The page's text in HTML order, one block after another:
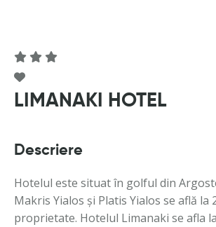
LIMANAKI HOTEL
Descriere
Hotelul este situat în golful din
Makris Yialos şi Platis Yialos se află la
proprietate. Hotelul Limanaki se afla